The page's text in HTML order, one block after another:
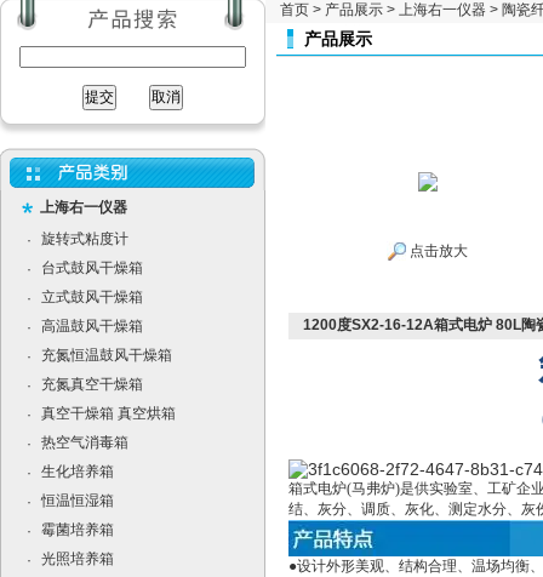
上海右一仪器
·
旋转式粘度计
·
台式鼓风干燥箱
·
立式鼓风干燥箱
·
高温鼓风干燥箱
·
充氮恒温鼓风干燥箱
·
充氮真空干燥箱
·
真空干燥箱 真空烘箱
·
热空气消毒箱
·
生化培养箱
·
恒温恒湿箱
·
霉菌培养箱
·
光照培养箱
首页 > 产品展示 > 上海右一仪器 > 陶瓷
产品展示
点击放大
1200度SX2-16-12A箱式电炉 80L陶
箱式电炉(马弗炉)是供实验室、工矿企
结、灰分、调质、灰化、测定水分、
●设计外形美观、结构合理、温场均衡